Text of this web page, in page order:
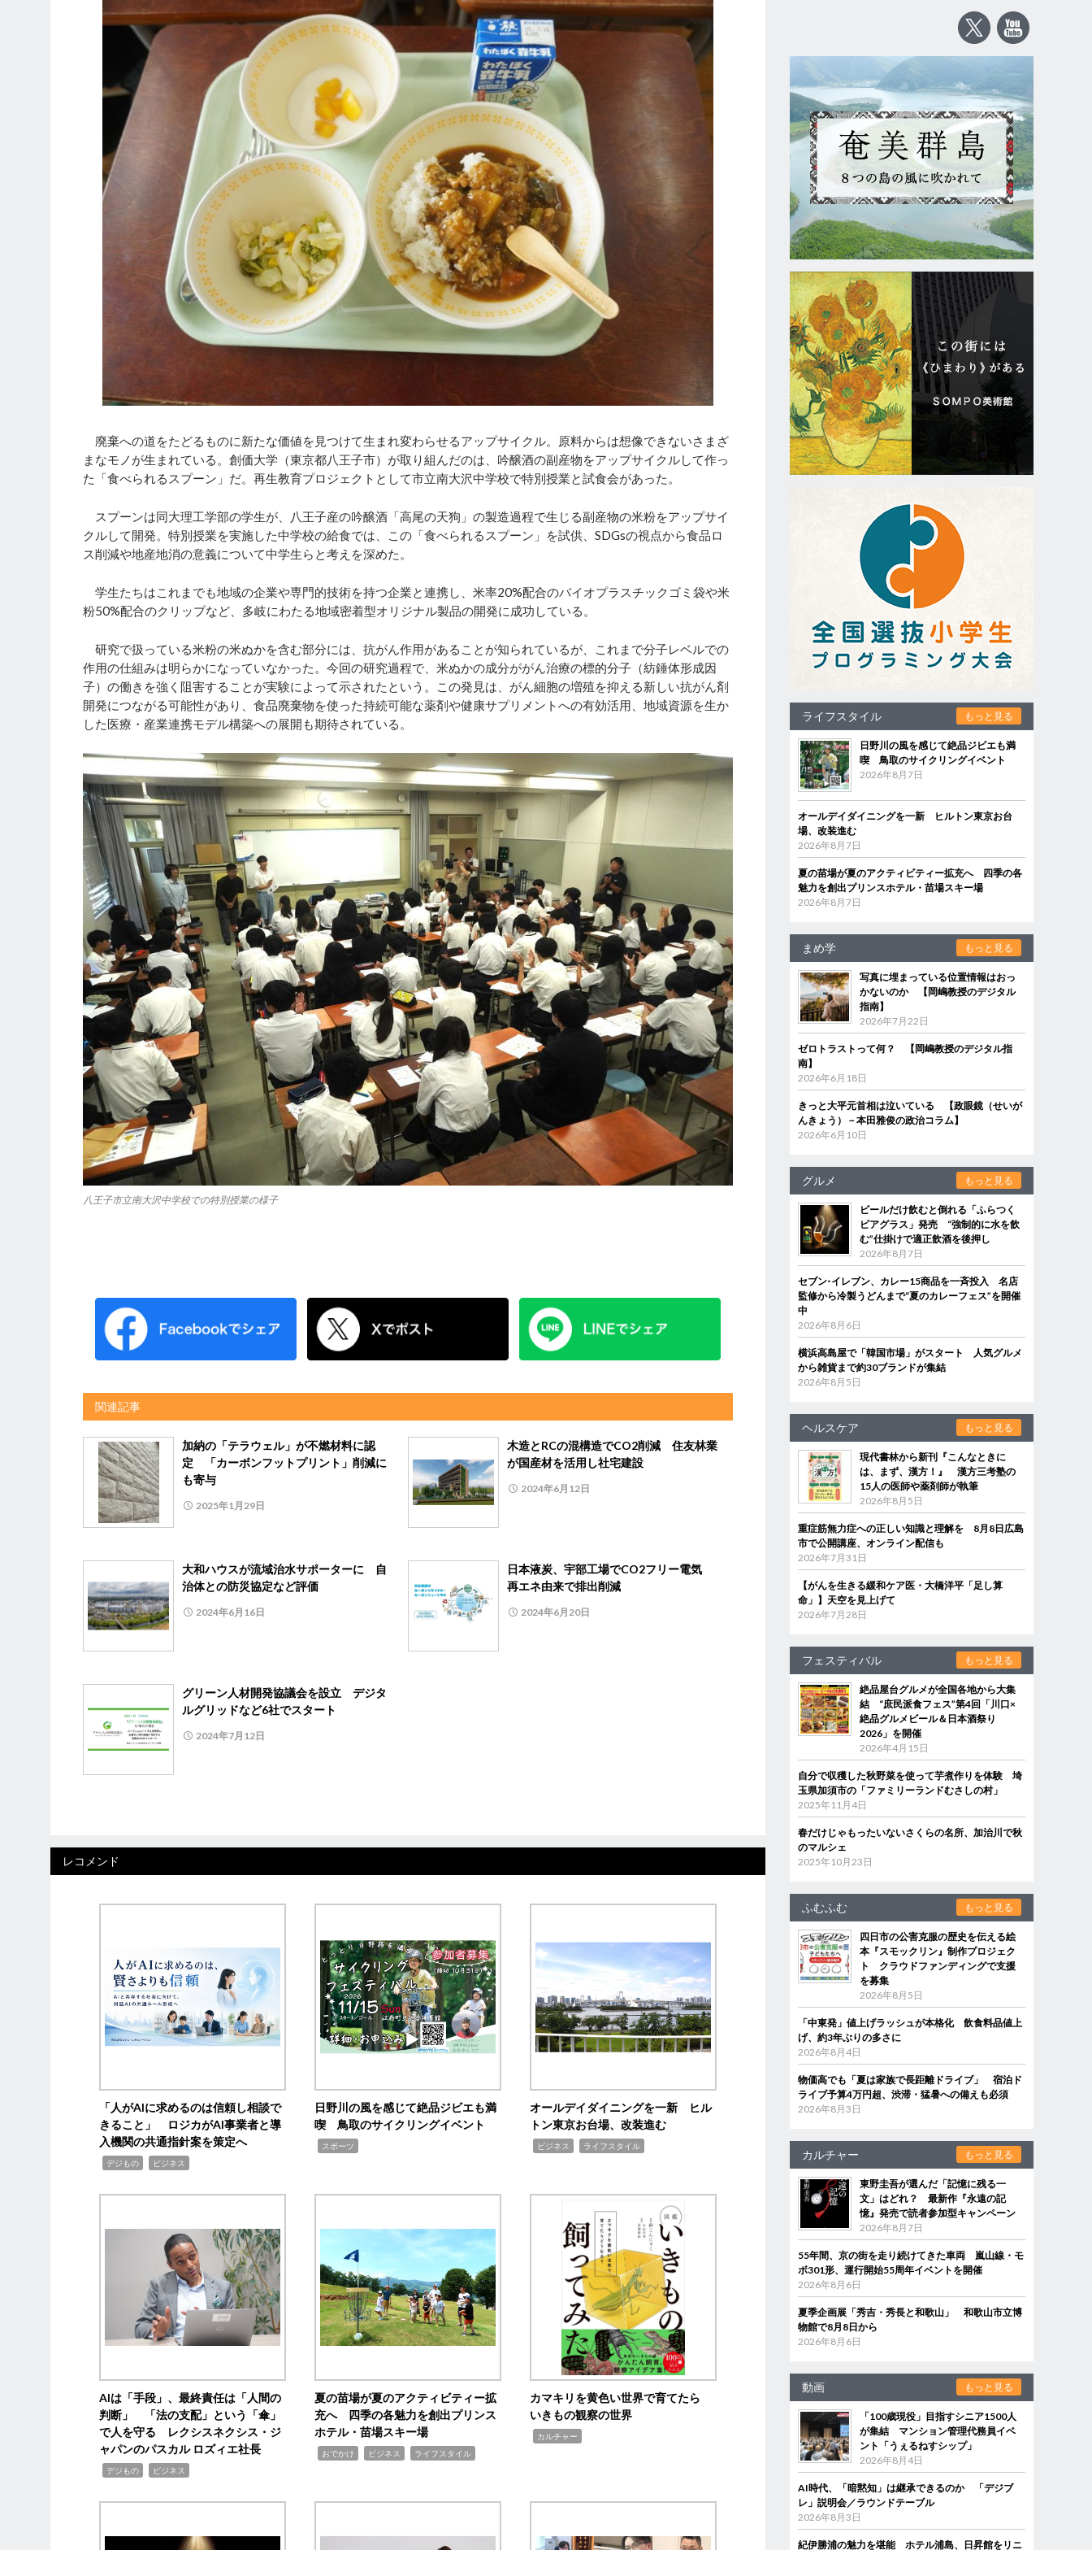
廃棄への道をたどるものに新たな価値を見つけて生まれ変わらせるアップサイクル。原料からは想像できないさまざ
まなモノが生まれている。創価大学（東京都八王子市）が取り組んだのは、吟醸酒の副産物をアップサイクルして作っ
た「食べられるスプーン」だ。再生教育プロジェクトとして市立南大沢中学校で特別授業と試食会があった。
スプーンは同大理工学部の学生が、八王子産の吟醸酒「高尾の天狗」の製造過程で生じる副産物の米粉をアップサイ
クルして開発。特別授業を実施した中学校の給食では、この「食べられるスプーン」を試供、SDGsの視点から食品ロ
ス削減や地産地消の意義について中学生らと考えを深めた。
学生たちはこれまでも地域の企業や専門的技術を持つ企業と連携し、米率20%配合のバイオプラスチックゴミ袋や米
粉50%配合のクリップなど、多岐にわたる地域密着型オリジナル製品の開発に成功している。
研究で扱っている米粉の米ぬかを含む部分には、抗がん作用があることが知られているが、これまで分子レベルでの
作用の仕組みは明らかになっていなかった。今回の研究過程で、米ぬかの成分ががん治療の標的分子（紡錘体形成因
子）の働きを強く阻害することが実験によって示されたという。この発見は、がん細胞の増殖を抑える新しい抗がん剤
開発につながる可能性があり、食品廃棄物を使った持続可能な薬剤や健康サプリメントへの有効活用、地域資源を生か
した医療・産業連携モデル構築への展開も期待されている。
八王子市立南大沢中学校での特別授業の様子
関連記事
加納の「テラウェル」が不燃材料に認
定 「カーボンフットプリント」削減に
も寄与
2025年1月29日
木造とRCの混構造でCO2削減 住友林業
が国産材を活用し社宅建設
2024年6月12日
大和ハウスが流域治水サポーターに 自
治体との防災協定など評価
2024年6月16日
日本液炭、宇部工場でCO2フリー電気
再エネ由来で排出削減
2024年6月20日
グリーン人材開発協議会を設立 デジタ
ルグリッドなど6社でスタート
2024年7月12日
レコメンド
「人がAIに求めるのは信頼し相談で
きること」 ロジカがAI事業者と導
入機関の共通指針案を策定へ
デジもの ビジネス
日野川の風を感じて絶品ジビエも満
喫 鳥取のサイクリングイベント
スポーツ
オールデイダイニングを一新 ヒル
トン東京お台場、改装進む
ビジネス ライフスタイル
AIは「手段」、最終責任は「人間の
判断」 「法の支配」という「傘」
で人を守る レクシスネクシス・ジ
ャパンのパスカル ロズィエ社長
デジもの ビジネス
夏の苗場が夏のアクティビティー拡
充へ 四季の各魅力を創出プリンス
ホテル・苗場スキー場
おでかけ ビジネス ライフスタイル
カマキリを黄色い世界で育てたら
いきもの観察の世界
カルチャー
ライフスタイル もっと見る
日野川の風を感じて絶品ジビエも満
喫 鳥取のサイクリングイベント
2026年8月7日
オールデイダイニングを一新 ヒルトン東京お台
場、改装進む
2026年8月7日
夏の苗場が夏のアクティビティー拡充へ 四季の各
魅力を創出プリンスホテル・苗場スキー場
2026年8月7日
まめ学 もっと見る
写真に埋まっている位置情報はおっ
かないのか 【岡嶋教授のデジタル
指南】
2026年7月22日
ゼロトラストって何？ 【岡嶋教授のデジタル指
南】
2026年6月18日
きっと大平元首相は泣いている 【政眼鏡（せいが
んきょう）－本田雅俊の政治コラム】
2026年6月10日
グルメ もっと見る
ビールだけ飲むと倒れる「ふらつく
ビアグラス」発売 “強制的に水を飲
む”仕掛けで適正飲酒を後押し
2026年8月7日
セブン‐イレブン、カレー15商品を一斉投入 名店
監修から冷製うどんまで“夏のカレーフェス”を開催
中
2026年8月6日
横浜高島屋で「韓国市場」がスタート 人気グルメ
から雑貨まで約30ブランドが集結
2026年8月5日
ヘルスケア もっと見る
現代書林から新刊『こんなときに
は、まず、漢方！』 漢方三考塾の
15人の医師や薬剤師が執筆
2026年8月5日
重症筋無力症への正しい知識と理解を 8月8日広島
市で公開講座、オンライン配信も
2026年7月31日
【がんを生きる緩和ケア医・大橋洋平「足し算
命」】天空を見上げて
2026年7月28日
フェスティバル もっと見る
絶品屋台グルメが全国各地から大集
結 “庶民派食フェス”第4回「川口×
絶品グルメビール＆日本酒祭り
2026」を開催
2026年4月15日
自分で収穫した秋野菜を使って芋煮作りを体験 埼
玉県加須市の「ファミリーランドむさしの村」
2025年11月4日
春だけじゃもったいないさくらの名所、加治川で秋
のマルシェ
2025年10月23日
ふむふむ もっと見る
四日市の公害克服の歴史を伝える絵
本『スモックリン』制作プロジェク
ト クラウドファンディングで支援
を募集
2026年8月5日
「中東発」値上げラッシュが本格化 飲食料品値上
げ、約3年ぶりの多さに
2026年8月4日
物価高でも「夏は家族で長距離ドライブ」 宿泊ド
ライブ予算4万円超、渋滞・猛暑への備えも必須
2026年8月3日
カルチャー もっと見る
東野圭吾が選んだ「記憶に残る一
文」はどれ？ 最新作『永遠の記
憶』発売で読者参加型キャンペーン
2026年8月7日
55年間、京の街を走り続けてきた車両 嵐山線・モ
ボ301形、運行開始55周年イベントを開催
2026年8月6日
夏季企画展「秀吉・秀長と和歌山」 和歌山市立博
物館で8月8日から
2026年8月6日
動画 もっと見る
「100歳現役」目指すシニア1500人
が集結 マンション管理代務員イベ
ント「うぇるねすシップ」
2026年8月4日
AI時代、「暗黙知」は継承できるのか 「デジブ
レ」説明会／ラウンドテーブル
2026年8月3日
紀伊勝浦の魅力を堪能 ホテル浦島、日昇館をリニ